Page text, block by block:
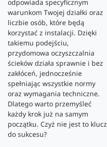
odpowiada specyficznym
warunkom Twojej działki oraz
liczbie osób, które będą
korzystać z instalacji. Dzięki
takiemu podejściu,
przydomowa oczyszczalnia
ścieków działa sprawnie i bez
zakłóceń, jednocześnie
spełniając wszystkie normy
oraz wymagania techniczne.
Dlatego warto przemyśleć
każdy krok już na samym
początku. Czyż nie jest to klucz
do sukcesu?